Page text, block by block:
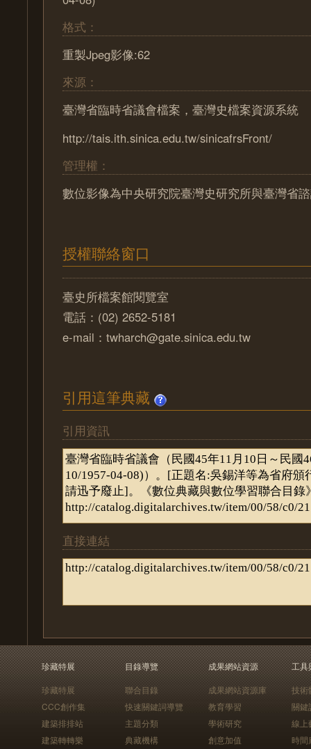
格式：
重製Jpeg影像:62
來源：
臺灣省臨時省議會檔案，臺灣史檔案資源系統
http://tais.ith.sinica.edu.tw/sinicafrsFront/
管理權：
數位影像為中央研究院臺灣史研究所與臺灣省
授權聯絡窗口
臺史所檔案館閱覽室
電話：(02) 2652-5181
e-mail：twharch@gate.sinica.edu.tw
引用這筆典藏
引用資訊
直接連結
珍藏特展
珍藏特展
CCC創作集
建築排排站
建築轉轉樂
目錄導覽
聯合目錄
快速關鍵詞導覽
主題分類
典藏機構
成果網站資源
成果網站資源庫
教育學習
學術研究
創意加值
工具
技術
關鍵
線上
時間